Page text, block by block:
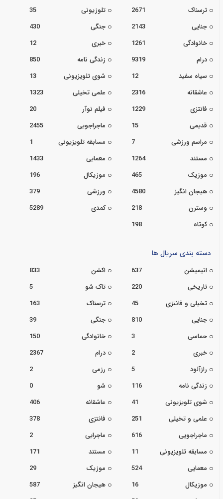
ترسناک
2671 تلوزیونی
35
جنایی
2143 جنگی
430
خانوادگی
1261 خبری
12
درام
9319 زندگی نامه
850
سیاه سفید
12 شوی تلویزیونی
13
عاشقانه
2316 علمی تخیلی
1323
فانتزی
1229 فیلم نوآر
20
قدیمی
15 ماجراجویی
2455
مراسم ورزشی
7 مسابقه تلویزیونی
1
مستند
1264 معمایی
1433
موزیک
465 موزیکال
196
هیجان انگیز
4580 ورزشی
379
وسترن
218 کمدی
5289
کوتاه
198
دسته بندی سریال ها
انیمیشن 637 اکشن
833
تاریخی
220 تاک شو
5
تخیلی و فانتزی
45 ترسناک
163
جنایی
810 جنگی
39
حماسی
3 خانوادگی
150
خبری
2 درام
2367
رازآلود
5 رزمی
2
زندگی نامه
116 شو
0
شوی تلویزیونی
41 عاشقانه
406
علمی و تخیلی
251 فانتزی
378
ماجراجویی
616 ماجرایی
2
مسابقه تلویزیونی
11 مستند
171
معمایی
524 موزیک
29
موزیکال
16 هیجان انگیز
587